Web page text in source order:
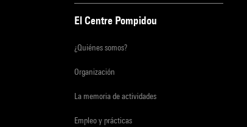
El Centre Pompidou
¿Quiénes somos?
Organización
La memoria de actividades
Empleo y prácticas